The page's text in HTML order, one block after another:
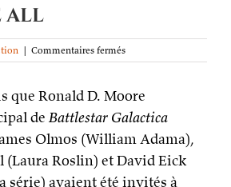
all
| Commentaires ferméssur
So
we
que Ronald D. Moore
de Battlestar Galactica
Olmos (William Adama),
(Laura Roslin) et David Eick
série) avaient été invités à